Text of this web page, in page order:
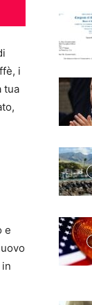
i
tua
e